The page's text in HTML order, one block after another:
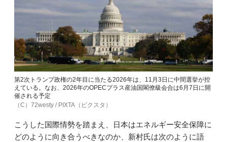
第2次トランプ政権の2年目に当たる2026年は、11月3日に中間選挙が控
えている。なお、2026年のOPECプラス産油国閣僚級会合は6月7日に開
催される予定
（C）72westy / PIXTA（ピクスタ）
こうした国際情勢を踏まえ、日本はエネルギー安全保障に
どのように向き合うべきなのか、新村氏は次のように語